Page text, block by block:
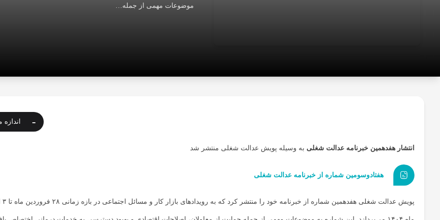
موضوعات مهمی از جمله…
- اندازه
انتشار هفدهمین خبرنامه عدالت شغلی به وسیله پویش عدالت شغلی منتشر شد
هفتادوسومین شماره از خبرنامه عدالت شغلی